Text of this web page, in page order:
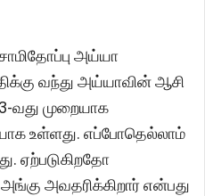
அய்யா
வந்து அய்யாவின் ஆசி
வது முறையாக
உள்ளது. எப்போதெல்லாம்
ஏற்படுகிறதோ
அவதரிக்கிறார் என்பது